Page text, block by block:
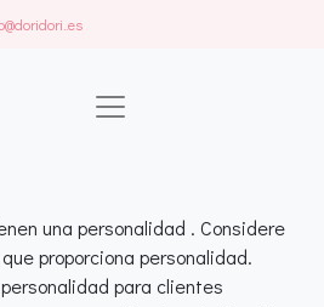
una personalidad . Considere
proporciona personalidad.
para clientes